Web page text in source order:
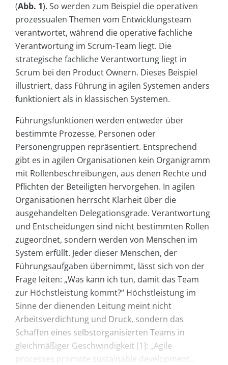
(Abb. 1). So werden zum Beispiel die operativen
prozessualen Themen vom Entwicklungsteam
verantwortet, während die operative fachliche
Verantwortung im Scrum-Team liegt. Die
strategische fachliche Verantwortung liegt in
Scrum bei den Product Ownern. Dieses Beispiel
illustriert, dass Führung in agilen Systemen anders
funktioniert als in klassischen Systemen.
Führungsfunktionen werden entweder über
bestimmte Prozesse, Personen oder
Personengruppen repräsentiert. Entsprechend
gibt es in agilen Organisationen kein Organigramm
mit Rollenbeschreibungen, aus denen Rechte und
Pflichten der Beteiligten hervorgehen. In agilen
Organisationen herrscht Klarheit über die
ausgehandelten Delegationsgrade. Verantwortung
und Entscheidungen sind nicht bestimmten Rollen
zugeordnet, sondern werden von Menschen im
System erfüllt. Jeder dieser Menschen, der
Führungsaufgaben übernimmt, lässt sich von der
Frage leiten: „Was kann ich tun, damit das Team
zur Höchstleistung kommt?“ Höchstleistung im
Sinne der dienenden Leitung meint nicht
Arbeitsverdichtung und Druck, sondern das
Schaffen eines selbstorganisierten Teams in
gleichmäßiger Geschwindigkeit [1]: „Agile
processes promote sustainable development...